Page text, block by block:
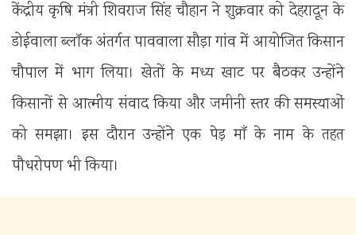
केंद्रीय कृषि मंत्री शिवराज सिंह चौहान ने शुक्रवार को देहरादून के
डोईवाला ब्लॉक अंतर्गत पाववाला सौड़ा गांव में आयोजित किसान
चौपाल में भाग लिया। खेतों के मध्य खाट पर बैठकर उन्होंने
किसानों से आत्मीय संवाद किया और जमीनी स्तर की समस्याओं
को समझा। इस दौरान उन्होंने एक पेड़ माँ के नाम के तहत
पौधरोपण भी किया।